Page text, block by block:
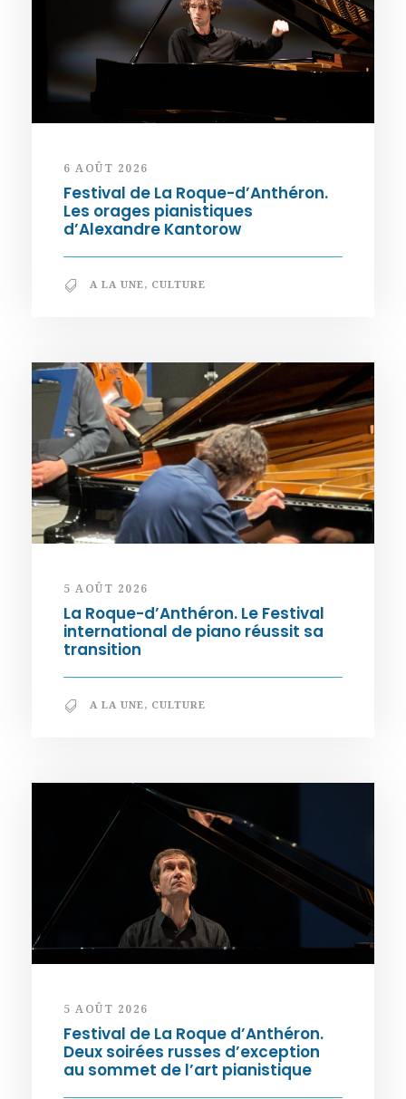
6 AOÛT 2026
Festival de La Roque-d’Anthéron.
Les orages pianistiques
d’Alexandre Kantorow
A LA UNE, CULTURE
5 AOÛT 2026
La Roque-d’Anthéron. Le Festival
international de piano réussit sa
transition
A LA UNE, CULTURE
5 AOÛT 2026
Festival de La Roque d’Anthéron.
Deux soirées russes d’exception
au sommet de l’art pianistique